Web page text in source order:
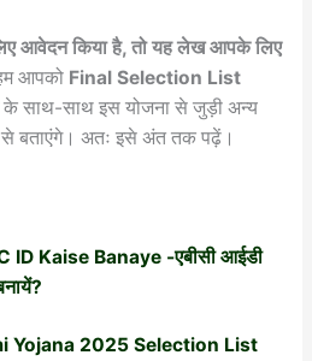
आवेदन किया है, तो यह लेख आपके लिए
आपको Final Selection List
साथ-साथ इस योजना से जुड़ी अन्य
से बताएंगे। अतः इसे अंत तक पढ़ें।
ID Kaise Banaye -एबीसी आईडी
Yojana 2025 Selection List